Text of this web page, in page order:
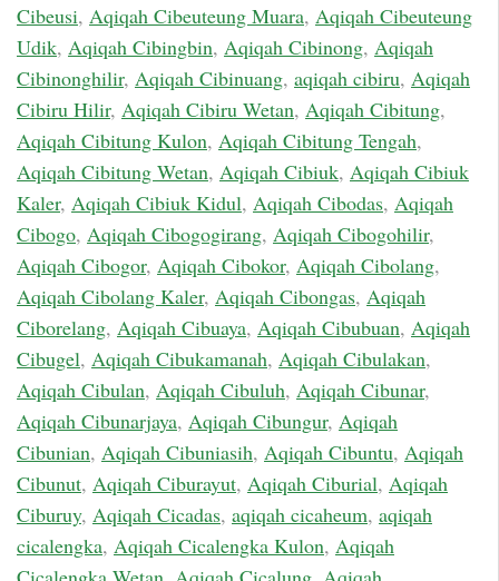
Cibeusi, Aqiqah Cibeuteung Muara, Aqiqah Cibeuteung
Udik, Aqiqah Cibingbin, Aqiqah Cibinong, Aqiqah
Cibinonghilir, Aqiqah Cibinuang, aqiqah cibiru, Aqiqah
Cibiru Hilir, Aqiqah Cibiru Wetan, Aqiqah Cibitung,
Aqiqah Cibitung Kulon, Aqiqah Cibitung Tengah,
Aqiqah Cibitung Wetan, Aqiqah Cibiuk, Aqiqah Cibiuk
Kaler, Aqiqah Cibiuk Kidul, Aqiqah Cibodas, Aqiqah
Cibogo, Aqiqah Cibogogirang, Aqiqah Cibogohilir,
Aqiqah Cibogor, Aqiqah Cibokor, Aqiqah Cibolang,
Aqiqah Cibolang Kaler, Aqiqah Cibongas, Aqiqah
Ciborelang, Aqiqah Cibuaya, Aqiqah Cibubuan, Aqiqah
Cibugel, Aqiqah Cibukamanah, Aqiqah Cibulakan,
Aqiqah Cibulan, Aqiqah Cibuluh, Aqiqah Cibunar,
Aqiqah Cibunarjaya, Aqiqah Cibungur, Aqiqah
Cibunian, Aqiqah Cibuniasih, Aqiqah Cibuntu, Aqiqah
Cibunut, Aqiqah Ciburayut, Aqiqah Ciburial, Aqiqah
Ciburuy, Aqiqah Cicadas, aqiqah cicaheum, aqiqah
cicalengka, Aqiqah Cicalengka Kulon, Aqiqah